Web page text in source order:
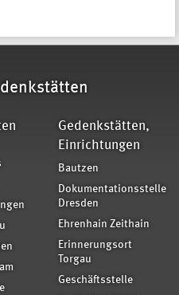
Gedenkstätten,
Einrichtungen
Bautzen
Dokumentationsstelle
Dresden
Ehrenhain Zeithain
Erinnerungsort
Torgau
Geschäftsstelle